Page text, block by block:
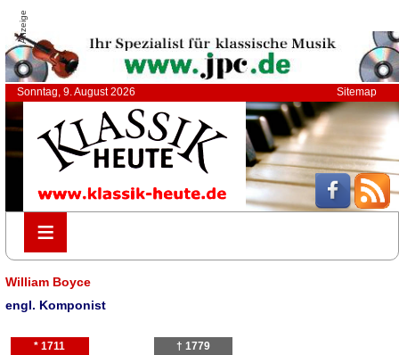
Anzeige
Sonntag, 9. August 2026 Sitemap
≡
≡
William Boyce
engl. Komponist
* 1711 † 1779